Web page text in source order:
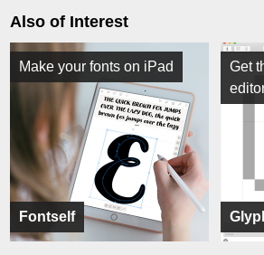
Also of Interest
Fontself
Make your fonts on iPad
Get